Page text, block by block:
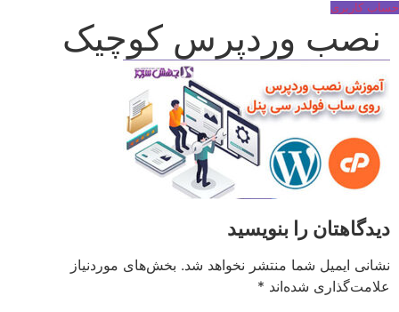
حساب کاربری
نصب وردپرس کوچیک
دیدگاهتان را بنویسید
نشانی ایمیل شما منتشر نخواهد شد. بخش‌های موردنیاز
علامت‌گذاری شده‌اند *